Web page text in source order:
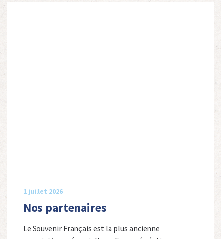
1 juillet 2026
Nos partenaires
Le Souvenir Français est la plus ancienne